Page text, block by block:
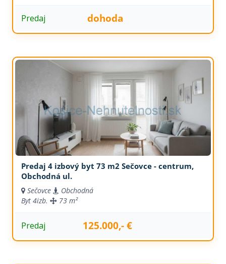
Predaj dohoda
Predaj 4 izbový byt 73 m2 Sečovce - centrum,
Obchodná ul.
Sečovce
Obchodná
Byt 4izb. 73 m²
Predaj 125.000,- €